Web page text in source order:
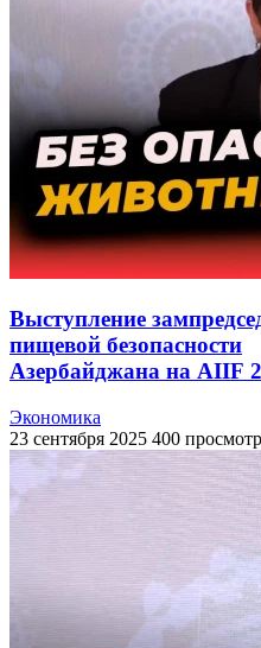
Выступление
пищевой безопасности
Азербайджана на AIIF
Экономика
23 сентября 2025 400